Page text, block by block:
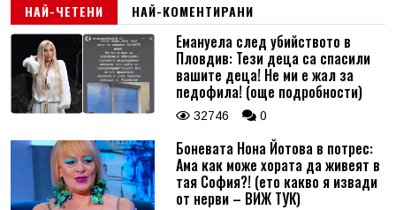
НАЙ-ЧЕТЕНИ НАЙ-КОМЕНТИРАНИ
Емануела след убийството в
Пловдив: Тези деца са спасили
вашите деца! Не ми е жал за
педофила! (още подробности)
32746 0
Боневата Нона Йотова в потрес:
Ама как може хората да живеят в
тая София?! (ето какво я извади
от нерви – ВИЖ ТУК)